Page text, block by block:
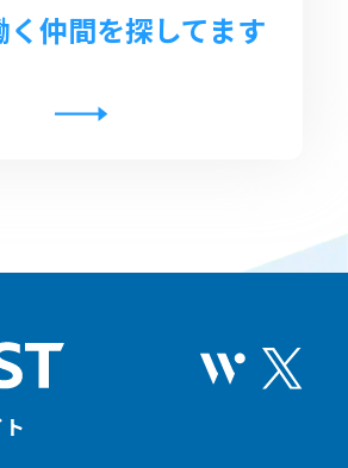
く仲間を探してます